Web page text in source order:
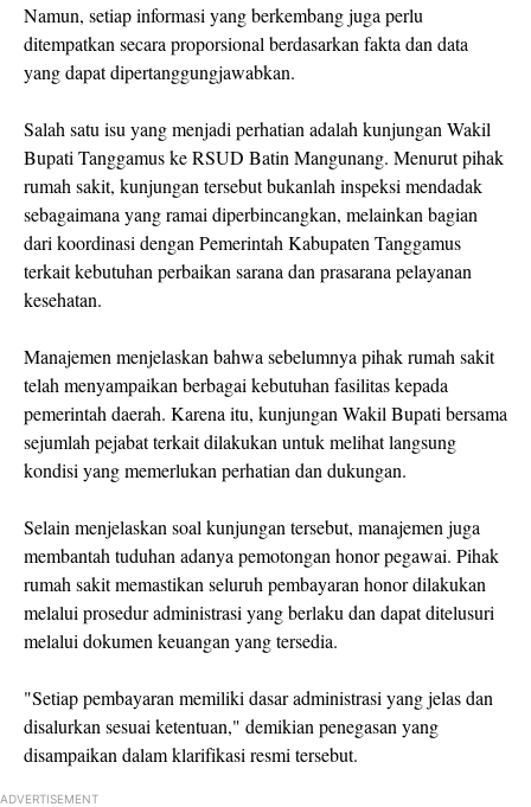
Namun, setiap informasi yang berkembang juga perlu
ditempatkan secara proporsional berdasarkan fakta dan data
yang dapat dipertanggungjawabkan.
Salah satu isu yang menjadi perhatian adalah kunjungan Wakil
Bupati Tanggamus ke RSUD Batin Mangunang. Menurut pihak
rumah sakit, kunjungan tersebut bukanlah inspeksi mendadak
sebagaimana yang ramai diperbincangkan, melainkan bagian
dari koordinasi dengan Pemerintah Kabupaten Tanggamus
terkait kebutuhan perbaikan sarana dan prasarana pelayanan
kesehatan.
Manajemen menjelaskan bahwa sebelumnya pihak rumah sakit
telah menyampaikan berbagai kebutuhan fasilitas kepada
pemerintah daerah. Karena itu, kunjungan Wakil Bupati bersama
sejumlah pejabat terkait dilakukan untuk melihat langsung
kondisi yang memerlukan perhatian dan dukungan.
Selain menjelaskan soal kunjungan tersebut, manajemen juga
membantah tuduhan adanya pemotongan honor pegawai. Pihak
rumah sakit memastikan seluruh pembayaran honor dilakukan
melalui prosedur administrasi yang berlaku dan dapat ditelusuri
melalui dokumen keuangan yang tersedia.
"Setiap pembayaran memiliki dasar administrasi yang jelas dan
disalurkan sesuai ketentuan," demikian penegasan yang
disampaikan dalam klarifikasi resmi tersebut.
ADVERTISEMENT